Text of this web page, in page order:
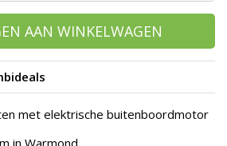
AAN WINKELWAGEN
met elektrische buitenboordmotor